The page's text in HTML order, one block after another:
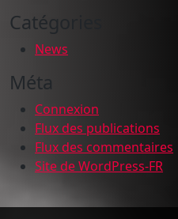
Catégories
News
Méta
Connexion
Flux des publications
Flux des commentaires
Site de WordPress-FR